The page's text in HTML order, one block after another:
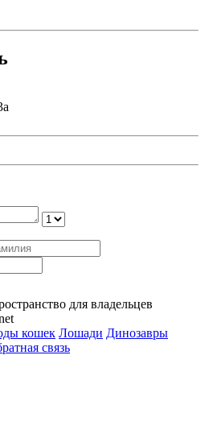
для владельцев
кошек Лошади Динозавры
связь